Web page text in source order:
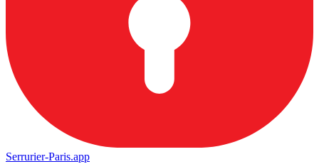
Serrurier-Paris.app